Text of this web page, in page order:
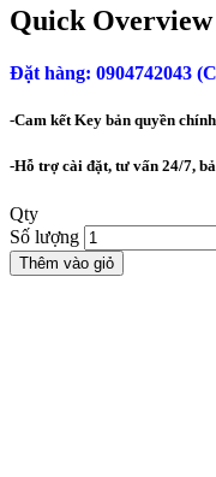
Quick Overview
Đặt hàng: 0904742043
-Cam kết Key bản quyền
-Hỗ trợ cài đặt, tư vấn 24/7,
Qty
Số lượng
Thêm vào giỏ